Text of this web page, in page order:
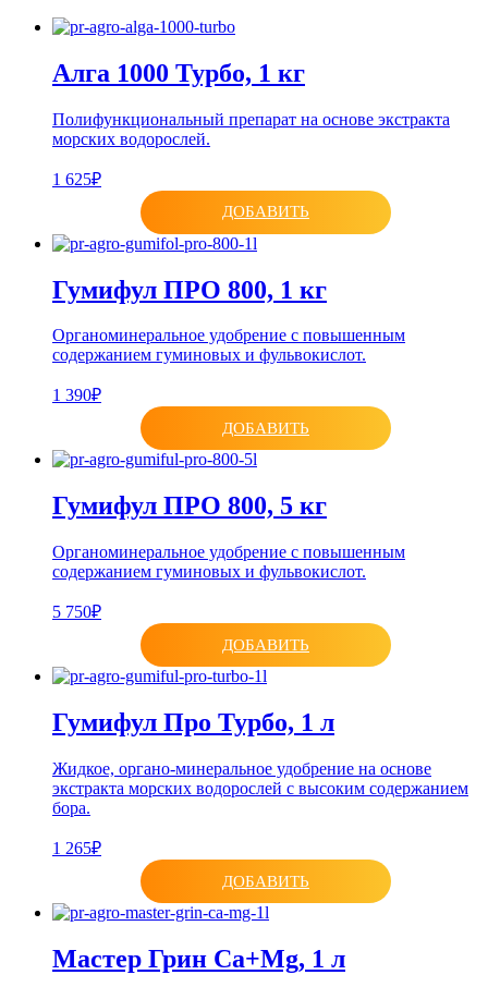
Алга 1000 Турбо, 1 кг
Полифункциональный препарат на основе экстракта
морских водорослей.
1 625₽
ДОБАВИТЬ
Гумифул ПРО 800, 1 кг
Органоминеральное удобрение с повышенным
содержанием гуминовых и фульвокислот.
1 390₽
ДОБАВИТЬ
Гумифул ПРО 800, 5 кг
Органоминеральное удобрение с повышенным
содержанием гуминовых и фульвокислот.
5 750₽
ДОБАВИТЬ
Гумифул Про Турбо, 1 л
Жидкое, органо-минеральное удобрение на основе
экстракта морских водорослей с высоким содержанием
бора.
1 265₽
ДОБАВИТЬ
Мастер Грин Ca+Mg, 1 л